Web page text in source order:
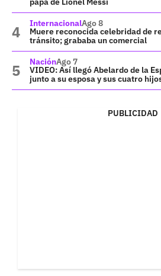
InternacionalAgo 8
Muere reconocida celebridad de
tránsito; grababa un comercial
NaciónAgo 7
VIDEO: Así llegó Abelardo de la
junto a su esposa y sus cuatro
PUBLICIDAD